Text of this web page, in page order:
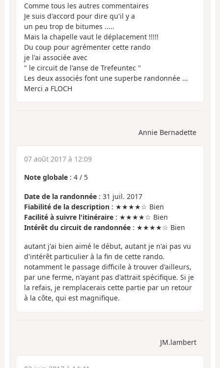
Comme tous les autres commentaires
Je suis d'accord pour dire qu'il y a
un peu trop de bitumes .....
Mais la chapelle vaut le déplacement !!!!!
Du coup pour agrémenter cette rando
je l'ai associée avec
" le circuit de l'anse de Trefeuntec "
Les deux associés font une superbe randonnée ...
Merci a FLOCH
Annie Bernadette
07 août 2017 à 12:09
Note globale : 4 / 5
Date de la randonnée : 31 juil. 2017
Fiabilité de la description : ★★★★☆ Bien
Facilité à suivre l'itinéraire : ★★★★☆ Bien
Intérêt du circuit de randonnée : ★★★★☆ Bien
autant j'ai bien aimé le début, autant je n'ai pas vu
d'intérêt particulier à la fin de cette rando.
notamment le passage difficile à trouver d'ailleurs,
par une ferme, n'ayant pas d'attrait spécifique. Si je
la refais, je remplacerais cette partie par un retour
à la côte, qui est magnifique.
JM.lambert